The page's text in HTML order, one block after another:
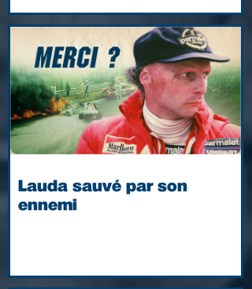
Lauda sauvé par son
ennemi